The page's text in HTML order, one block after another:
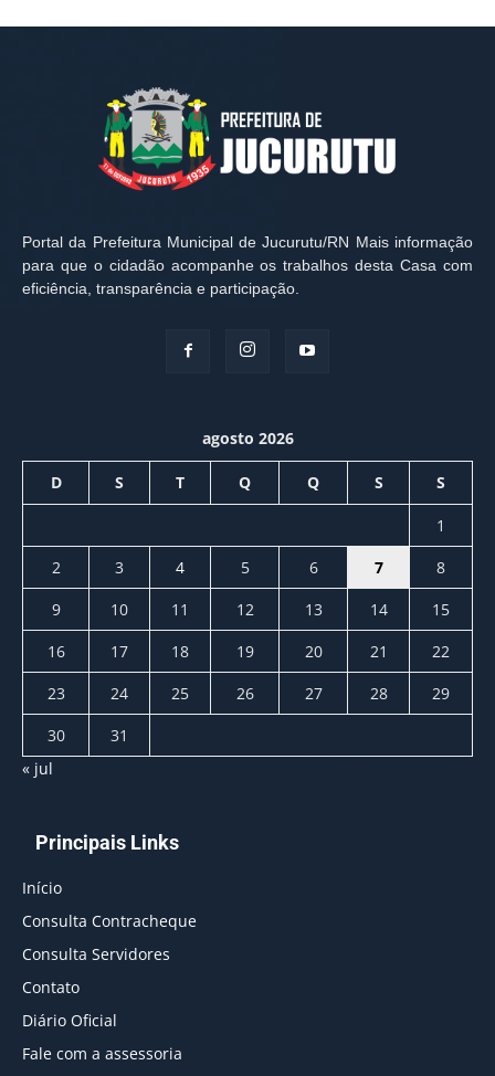
Portal da Prefeitura Municipal de Jucurutu/RN Mais informação
para que o cidadão acompanhe os trabalhos desta Casa com
eficiência, transparência e participação.
agosto 2026
D S T Q Q S S
1
2
3 4 5 6 7
8
9
10 11 12 13 14
15
16
17 18 19 20 21
22
23
24 25 26 27 28
29
30
31
« jul
Principais Links
Início
Consulta Contracheque
Consulta Servidores
Contato
Diário Oficial
Fale com a assessoria